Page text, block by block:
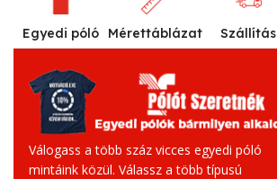
Egyedi póló Mérettáblázat Szállítás
Válogass a több száz vicces egyedi póló
mintáink közül. Válassz a több típusú